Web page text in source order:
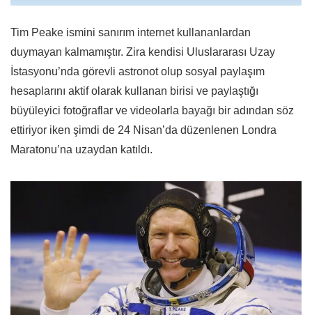
Tim Peake ismini sanırım internet kullananlardan
duymayan kalmamıştır. Zira kendisi Uluslararası Uzay
İstasyonu’nda görevli astronot olup sosyal paylaşım
hesaplarını aktif olarak kullanan birisi ve paylaştığı
büyüleyici fotoğraflar ve videolarla bayağı bir adından söz
ettiriyor iken şimdi de 24 Nisan’da düzenlenen Londra
Maratonu’na uzaydan katıldı.